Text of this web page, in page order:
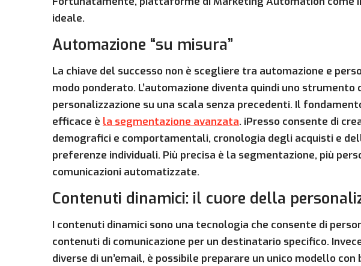
ideale.
Automazione “su misura”
La chiave del successo non è scegliere tra automazione e
modo ponderato. L’automazione diventa quindi uno strumento
personalizzazione su una scala senza precedenti. Il
efficace è la segmentazione avanzata. iPresso consente di
demografici e comportamentali, cronologia degli acquisti e
preferenze individuali. Più precisa è la segmentazione, più
comunicazioni automatizzate.
Contenuti dinamici: il cuore della
I contenuti dinamici sono una tecnologia che consente di
contenuti di comunicazione per un destinatario specifico.
diverse di un’email, è possibile preparare un unico modello